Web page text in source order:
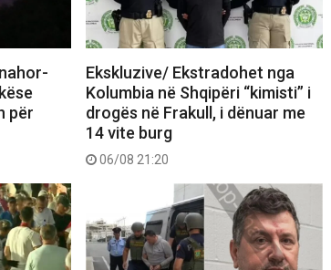
për
Ekskluzive/ Ekstradohet nga
Kolumbia në Shqipëri “kimisti” i
drogës në Frakull, i dënuar me
14 vite burg
06/08 21:20